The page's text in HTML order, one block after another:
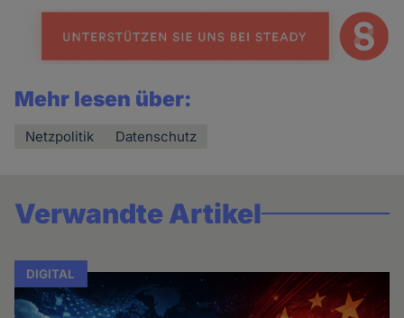
Mehr lesen über:
Netzpolitik Datenschutz
Verwandte Artikel
DIGITAL